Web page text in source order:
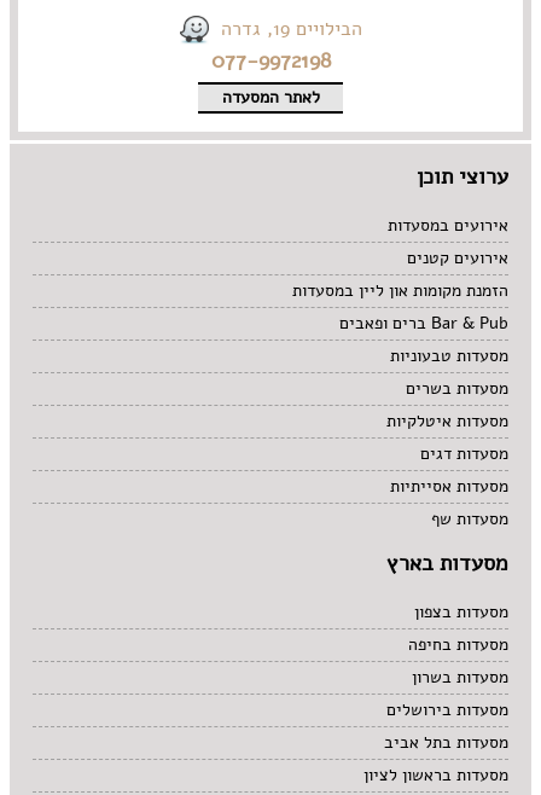
הבילויים 19, גדרה
077-9972198
לאתר המסעדה
ערוצי תוכן
אירועים במסעדות
אירועים קטנים
הזמנת מקומות און ליין במסעדות
Bar & Pub ברים ופאבים
מסעדות טבעוניות
מסעדות בשרים
מסעדות איטלקיות
מסעדות דגים
מסעדות אסייתיות
מסעדות שף
מסעדות בארץ
מסעדות בצפון
מסעדות בחיפה
מסעדות בשרון
מסעדות בירושלים
מסעדות בתל אביב
מסעדות בראשון לציון